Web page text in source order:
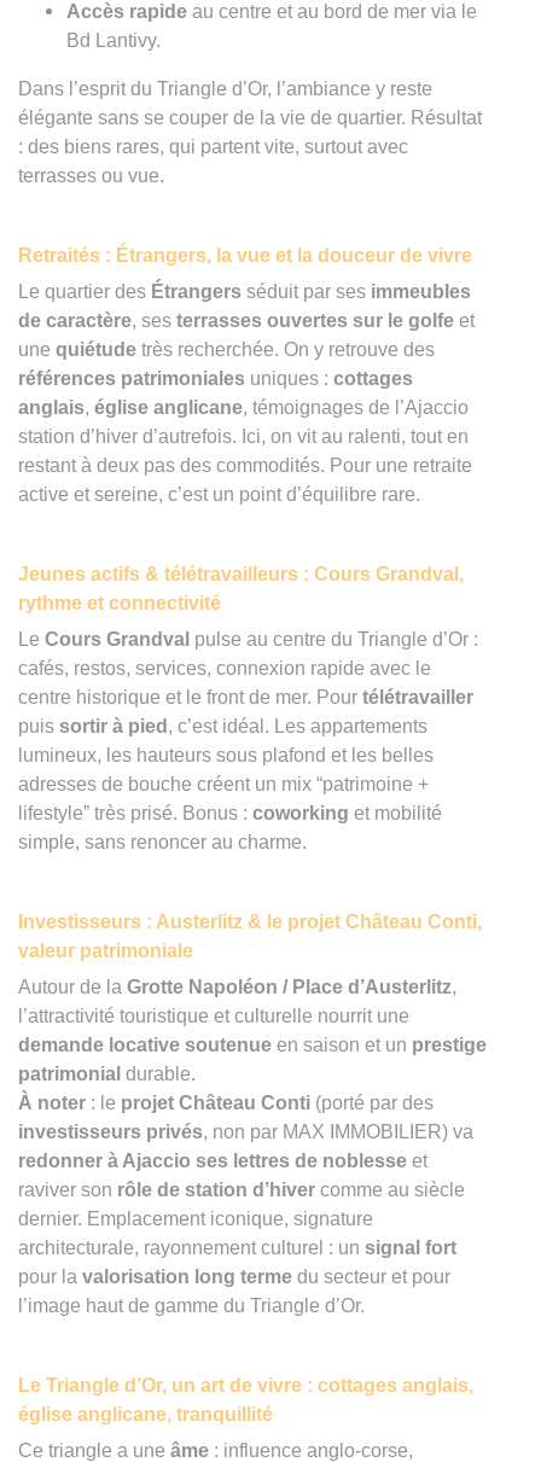
Accès rapide au centre et au bord de mer via le
Bd Lantivy.
Dans l’esprit du Triangle d’Or, l’ambiance y reste
élégante sans se couper de la vie de quartier. Résultat
: des biens rares, qui partent vite, surtout avec
terrasses ou vue.
Retraités : Étrangers, la vue et la douceur de vivre
Le quartier des Étrangers séduit par ses immeubles
de caractère, ses terrasses ouvertes sur le golfe et
une quiétude très recherchée. On y retrouve des
références patrimoniales uniques : cottages
anglais, église anglicane, témoignages de l’Ajaccio
station d’hiver d’autrefois. Ici, on vit au ralenti, tout en
restant à deux pas des commodités. Pour une retraite
active et sereine, c’est un point d’équilibre rare.
Jeunes actifs & télétravailleurs : Cours Grandval,
rythme et connectivité
Le Cours Grandval pulse au centre du Triangle d’Or :
cafés, restos, services, connexion rapide avec le
centre historique et le front de mer. Pour télétravailler
puis sortir à pied , c’est idéal. Les appartements
lumineux, les hauteurs sous plafond et les belles
adresses de bouche créent un mix “patrimoine +
lifestyle” très prisé. Bonus : coworking et mobilité
simple, sans renoncer au charme.
Investisseurs : Austerlitz & le projet Château Conti,
valeur patrimoniale
Autour de la Grotte Napoléon / Place d’Austerlitz,
l’attractivité touristique et culturelle nourrit une
demande locative soutenue en saison et un prestige
patrimonial durable.
À noter : le projet Château Conti (porté par des
investisseurs privés, non par MAX IMMOBILIER) va
redonner à Ajaccio ses lettres de noblesse et
raviver son rôle de station d’hiver comme au siècle
dernier. Emplacement iconique, signature
architecturale, rayonnement culturel : un signal fort
pour la valorisation long terme du secteur et pour
l’image haut de gamme du Triangle d’Or.
Le Triangle d’Or, un art de vivre : cottages anglais,
église anglicane, tranquillité
Ce triangle a une âme : influence anglo-corse,